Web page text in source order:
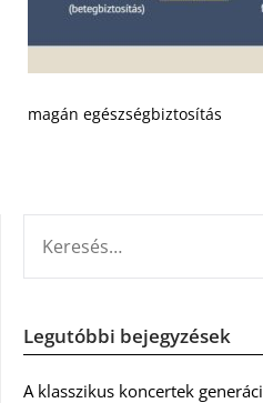
magán egészségbiztosítás
Legutóbbi bejegyzések
A klasszikus koncertek